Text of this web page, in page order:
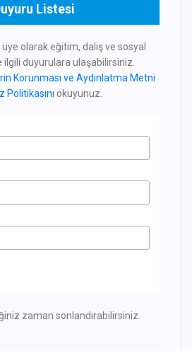
Listesi
olarak eğitim, dalış ve sosyal
duyurulara ulaşabilirsiniz.
Korunması ve Aydınlatma Metni
Politikasını okuyunuz.
zaman sonlandırabilirsiniz.